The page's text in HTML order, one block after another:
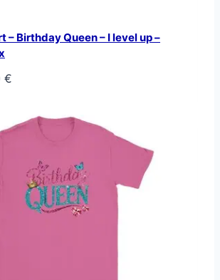
– Birthday Queen – I level up –
€